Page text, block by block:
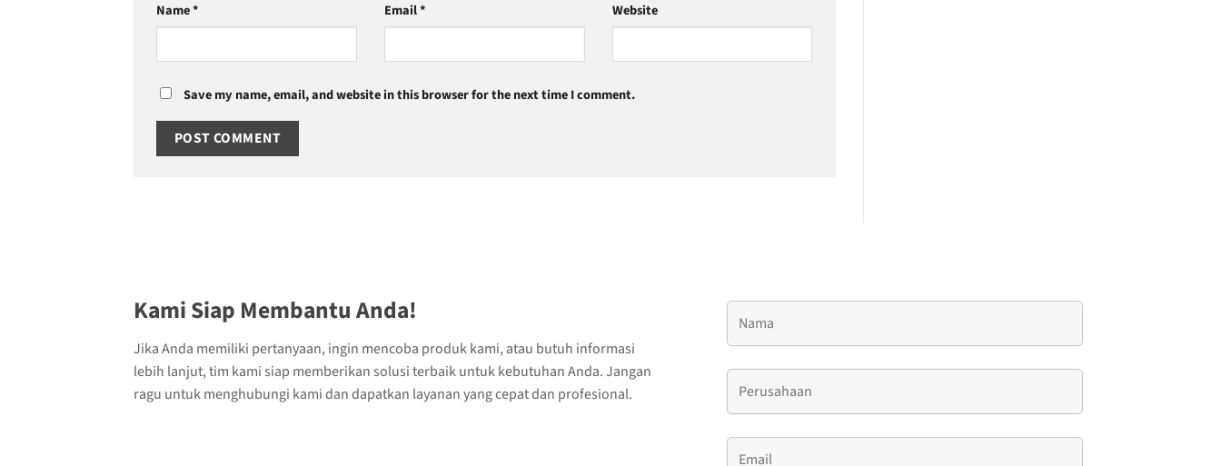
Name* Email* Website
Save my name, email, and website in this browser for the next time I comment.
Kami Siap Membantu Anda!
Jika Anda memiliki pertanyaan, ingin mencoba produk kami, atau butuh informasi
lebih lanjut, tim kami siap memberikan solusi terbaik untuk kebutuhan Anda. Jangan
ragu untuk menghubungi kami dan dapatkan layanan yang cepat dan profesional.